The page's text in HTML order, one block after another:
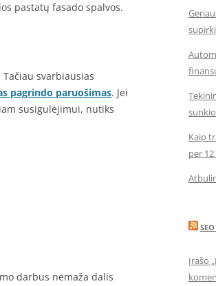
pastatų fasado spalvos.
svarbiausias
pagrindo paruošimas. Jei
susigulėjimui, nutiks
darbus nemaža dalis
Kaip
per
Įrašo